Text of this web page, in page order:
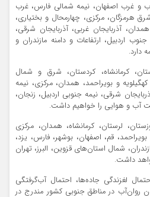
و غرب اصفهان، نیمه شمالی فارس، غرب
هرمزگان، مرکزی، چهارمحال و بختیاری،
آذربایجان غربی، آذربایجان شرقی،
اردبیل، ارتفاعات و دامنه مازندران و
دارد.
کرمانشاه، کردستان، شرق و شمال
و بویراحمد، همدان، مرکزی، نیمه
شرقی، نیمه جنوبی اردبیل، زنجان،
آب و هوایی را خواهیم داشت.
لرستان، کرمانشاه، همدان، مرکزی
قم، اصفهان، بوشهر، فارس، یزد،
شمال استان‌های قزوین، البرز، تهران
داشت.
لغزندگی جاده‌ها، احتمال آب‌گرفتگی
روان‌آب در مناطق جنوبی کشور مندرج در